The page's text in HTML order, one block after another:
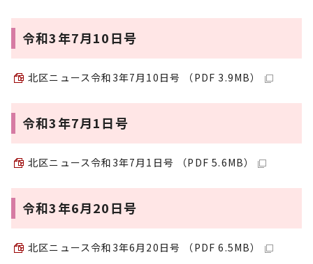
令和3年7月10日号
北区ニュース令和3年7月10日号 （PDF 3.9MB）
令和3年7月1日号
北区ニュース令和3年7月1日号 （PDF 5.6MB）
令和3年6月20日号
北区ニュース令和3年6月20日号 （PDF 6.5MB）